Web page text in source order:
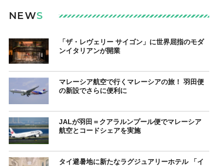
NEWS
「ザ・レヴェリー サイゴン」に世界屈指のモダ
ンイタリアンが開業
マレーシア航空で行くマレーシアの旅！ 羽田便
の新設でさらに便利に
JALが羽田＝クアラルンプール便でマレーシア
航空とコードシェアを実施
タイ避暑地に新たなラグジュアリーホテル 「イ